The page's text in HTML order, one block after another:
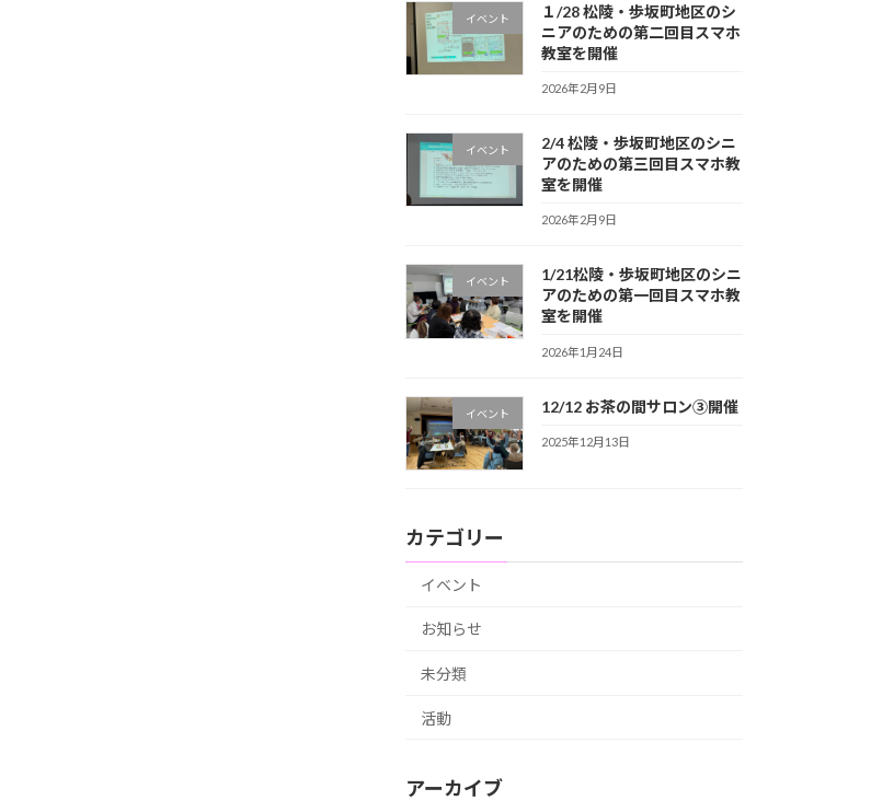
イベント
１/28 松陵・歩坂町地区のシ
ニアのための第二回目スマホ
教室を開催
2026年2月9日
イベント
2/4 松陵・歩坂町地区のシニ
アのための第三回目スマホ教
室を開催
2026年2月9日
イベント
1/21松陵・歩坂町地区のシニ
アのための第一回目スマホ教
室を開催
2026年1月24日
イベント 12/12 お茶の間サロン③開催
2025年12月13日
カテゴリー
イベント
お知らせ
未分類
活動
アーカイブ